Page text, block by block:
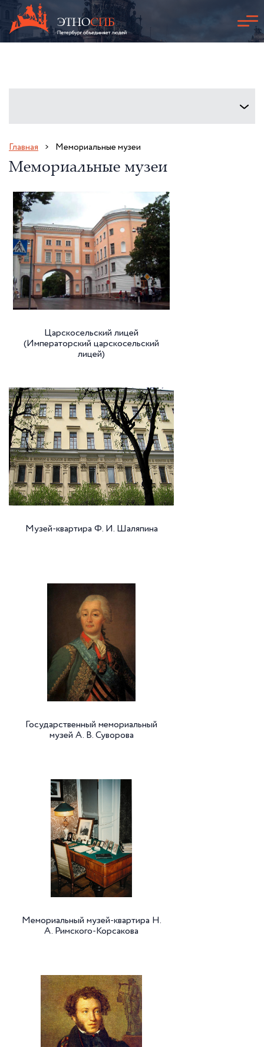
Главная Мемориальные музеи
Мемориальные музеи
Царскосельский лицей
(Императорский царскосельский
лицей)
Музей-квартира Ф. И. Шаляпина
Государственный мемориальный
музей А. В. Суворова
Мемориальный музей-квартира Н.
А. Римского-Корсакова